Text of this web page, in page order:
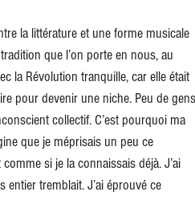
la littérature et une forme musicale
que l’on porte en nous, au
la Révolution tranquille, car elle était
pour devenir une niche. Peu de gens
collectif. C’est pourquoi ma
que je méprisais un peu ce
comme si je la connaissais déjà. J’ai
entier tremblait. J’ai éprouvé ce